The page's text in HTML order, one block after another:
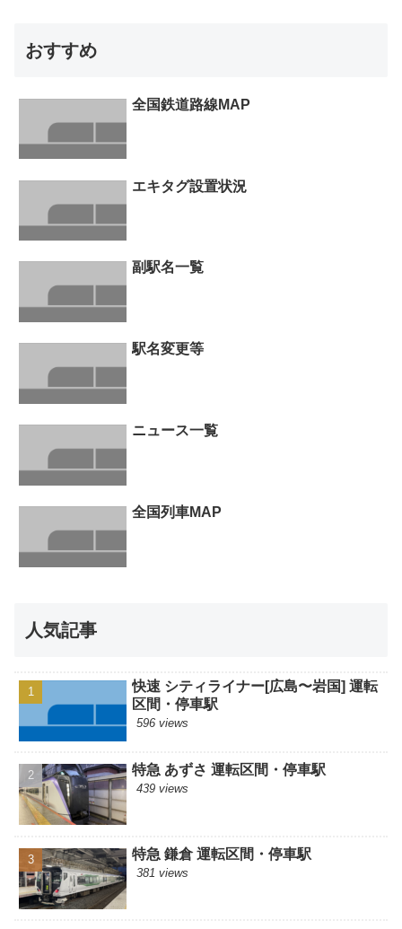
おすすめ
全国鉄道路線MAP
エキタグ設置状況
副駅名一覧
駅名変更等
ニュース一覧
全国列車MAP
人気記事
快速 シティライナー[広島〜岩国] 運転
区間・停車駅
596 views
特急 あずさ 運転区間・停車駅
439 views
特急 鎌倉 運転区間・停車駅
381 views